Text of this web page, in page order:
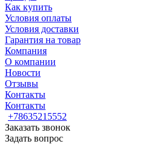
Как купить
Условия оплаты
Условия доставки
Гарантия на товар
Компания
О компании
Новости
Отзывы
Контакты
Контакты
+78635215552
Заказать звонок
Задать вопрос